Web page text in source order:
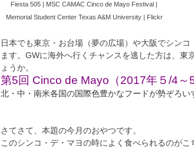
Fiesta 505 | MSC CAMAC Cinco de Mayo Festival |
Memorial Student Center Texas A&M University | Flickr
日本でも東京・お台場（夢の広場）や大阪でシン
ます。GWに海外へ行くチャンスを逃した方は、
ょうか。
第5回 Cinco de Mayo（2017年５/4
北・中・南米各国の国際色豊かなフードが勢ぞろい
さてさて、本題の今月のおやつです。
このシンコ・デ・マヨの時によく食べられるのがこ